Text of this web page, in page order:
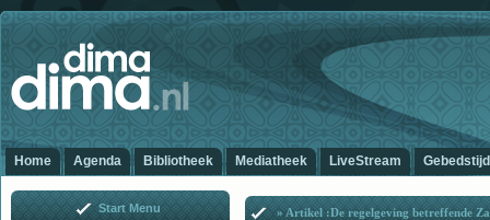
Home Agenda Bibliotheek Mediatheek LiveStream
» Artikel :De regelgeving betreffende
Start Menu